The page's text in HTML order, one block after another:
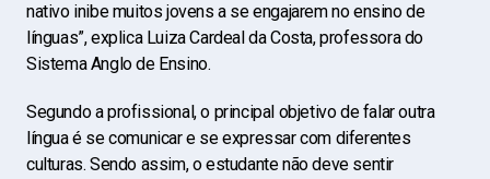
nativo inibe muitos jovens a se engajarem no ensino de
línguas”, explica Luiza Cardeal da Costa, professora do
Sistema Anglo de Ensino.
Segundo a profissional, o principal objetivo de falar outra
língua é se comunicar e se expressar com diferentes
culturas. Sendo assim, o estudante não deve sentir